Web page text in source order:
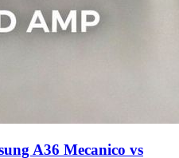
A36 Mecanico vs